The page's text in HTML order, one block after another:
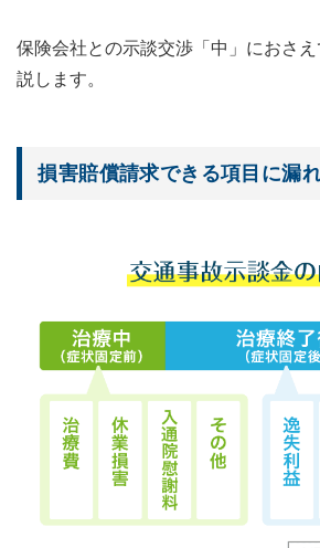
保険会社との示談交渉「中」におさ
説します。
損害賠償請求できる項目に漏